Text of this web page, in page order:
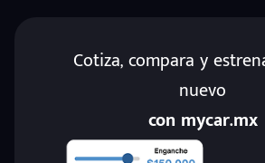
Cotiza, compara y
nuevo
con mycar.mx